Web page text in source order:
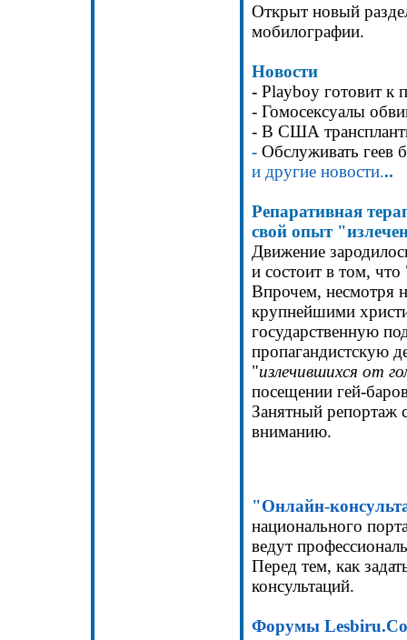
Открыт новый
мобилографии.
Новости
- Playboy готовит к
- Гомосексуалы
- В США
- Обслуживать геев
и другие новости...
Репаративная
свой опыт
Движение
и состоит в том, что
Впрочем, несмотря
крупнейшими
государственную
пропагандистскую
"излечившихся от
посещении гей-
Занятный репортаж
вниманию.
"Онлайн-
национального
ведут
Перед тем, как
консультаций.
Форумы